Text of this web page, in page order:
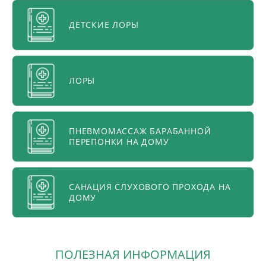
ДЕТСКИЕ ЛОРЫ
ЛОРЫ
ПНЕВМОМАССАЖ БАРАБАННОЙ
ПЕРЕПОНКИ НА ДОМУ
САНАЦИЯ СЛУХОВОГО ПРОХОДА НА
ДОМУ
ПОЛЕЗНАЯ ИНФОРМАЦИЯ